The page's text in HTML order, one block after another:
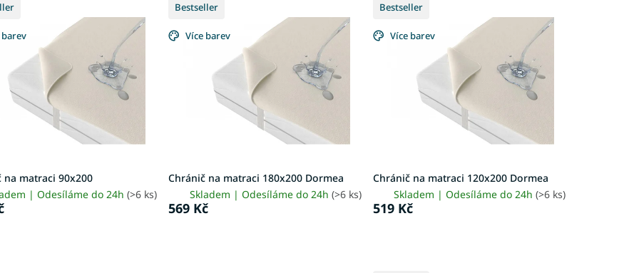
barev
na matraci 90x200
| Odesíláme do 24h(>6 ks)
Bestseller
Více barev
Chránič na matraci 180x200 Dormea
Skladem | Odesíláme do 24h (>6 ks)
569 Kč
Bestseller
Více barev
Chránič na matraci 120x200 Dormea
Skladem | Odesíláme do 24h (>6 ks)
519 Kč